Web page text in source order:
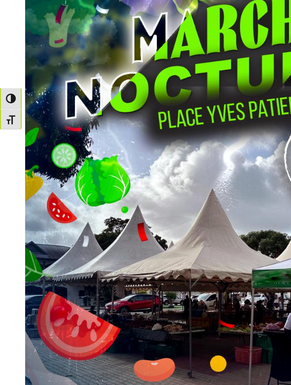
Passer en contraste élevé
Changer la taille de la police
communiqués
20
Mai'26
Information à la
population – Chikungunya
Ville de Mana
Événement